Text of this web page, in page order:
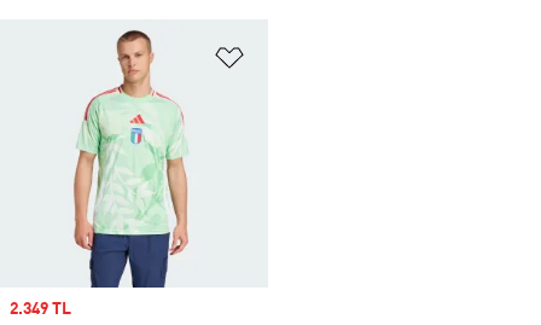
Sale price
2.349 TL